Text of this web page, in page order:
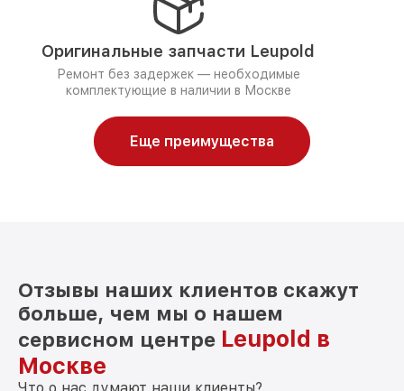
Оригинальные запчасти Leupold
Ремонт без задержек — необходимые
комплектующие в наличии в Москве
Еще преимущества
Отзывы наших клиентов скажут
больше, чем мы о нашем
сервисном центре Leupold в
Москве